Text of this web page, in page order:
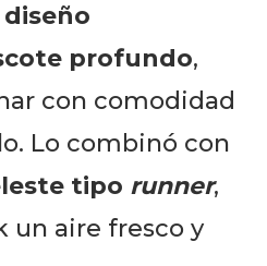
diseño
profundo,
con comodidad
Lo combinó con
tipo runner,
un aire fresco y